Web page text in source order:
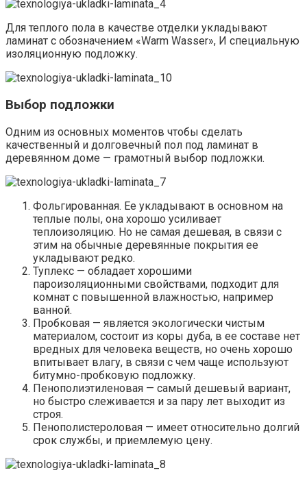
Для теплого пола в качестве отделки укладывают
ламинат с обозначением «Warm Wasser», И специальную
изоляционную подложку.
Выбор подложки
Одним из основных моментов чтобы сделать
качественный и долговечный пол под ламинат в
деревянном доме — грамотный выбор подложки.
Фольгированная. Ее укладывают в основном на
теплые полы, она хорошо усиливает
теплоизоляцию. Но не самая дешевая, в связи с
этим на обычные деревянные покрытия ее
укладывают редко.
Туплекс — обладает хорошими
пароизоляционными свойствами, подходит для
комнат с повышенной влажностью, например
ванной.
Пробковая — является экологически чистым
материалом, состоит из коры дуба, в ее составе нет
вредных для человека веществ, но очень хорошо
впитывает влагу, в связи с чем чаще используют
битумно-пробковую подложку.
Пенополиэтиленовая — самый дешевый вариант,
но быстро слеживается и за пару лет выходит из
строя.
Пенополистероловая — имеет относительно долгий
срок службы, и приемлемую цену.